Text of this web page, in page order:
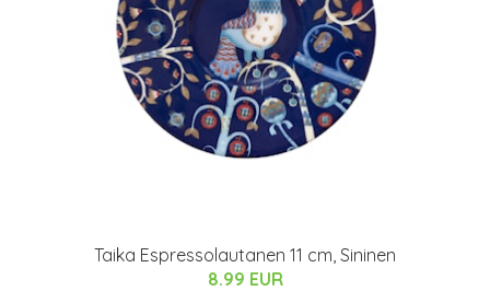
Taika Espressolautanen 11 cm, Sininen
8.99 EUR